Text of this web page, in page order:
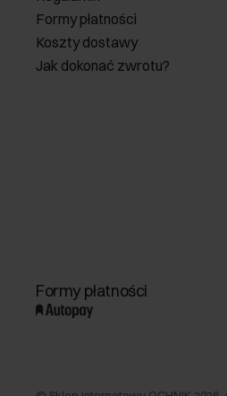
Formy płatności
Koszty dostawy
Jak dokonać zwrotu?
Formy płatności